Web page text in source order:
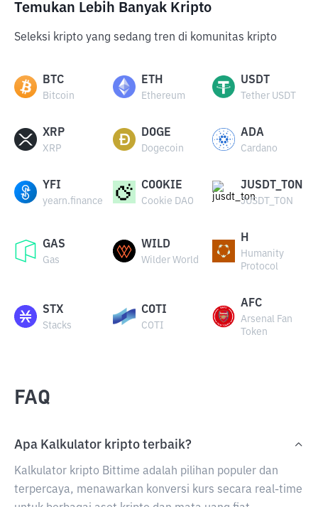
Temukan Lebih Banyak Kripto
Seleksi kripto yang sedang tren di komunitas kripto
BTC
Bitcoin
ETH
Ethereum
USDT
Tether USDT
XRP
XRP
DOGE
Dogecoin
ADA
Cardano
YFI
yearn.finance
COOKIE
Cookie DAO
JUSDT_TON
JUSDT_TON
GAS
Gas
WILD
Wilder World
H
Humanity
Protocol
STX
Stacks
COTI
COTI
AFC
Arsenal Fan
Token
FAQ
Apa Kalkulator kripto terbaik?
Kalkulator kripto Bittime adalah pilihan populer dan
terpercaya, menawarkan konversi kurs secara real-time